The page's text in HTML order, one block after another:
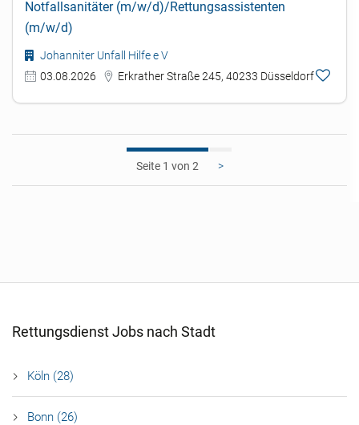
Notfallsanitäter (m/w/d)/Rettungsassistenten
(m/w/d)
Johanniter Unfall Hilfe e V
03.08.2026
Erkrather Straße 245, 40233 Düsseldorf
1 >
Rettungsdienst Jobs nach Stadt
Köln (28)
Bonn (26)